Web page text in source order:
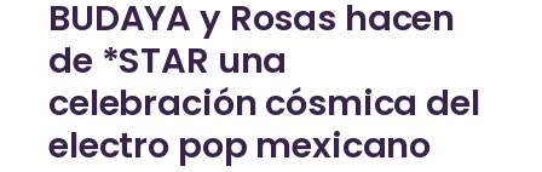
BUDAYA y Rosas hacen
de *STAR una
celebración cósmica del
electro pop mexicano